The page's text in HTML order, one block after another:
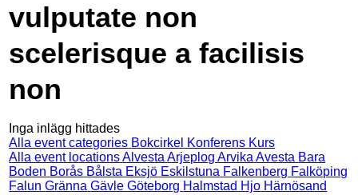
vulputate non
scelerisque a facilisis
non
Inga inlägg hittades
Alla event categories Bokcirkel Konferens Kurs
Alla event locationsAlvesta Arjeplog Arvika Avesta Bara
Boden Borås Bålsta Eksjö Eskilstuna Falkenberg Falköping
Falun Gränna Gävle Göteborg Halmstad Hjo Härnösand